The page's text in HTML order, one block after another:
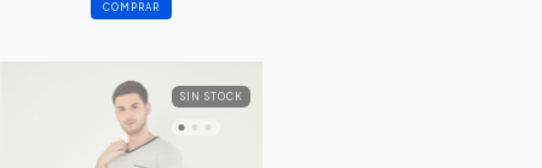
COMPRAR
SIN STOCK